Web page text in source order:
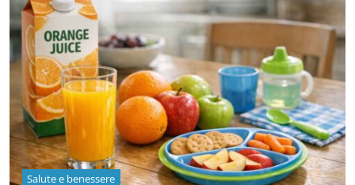
Salute e benessere